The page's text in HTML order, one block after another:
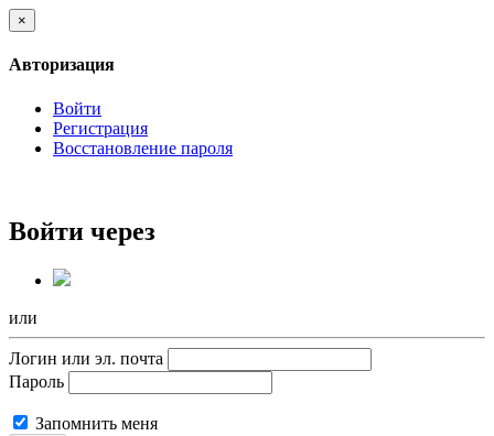
×
Авторизация
Войти
Регистрация
Восстановление пароля
Войти через
или
Логин или эл. почта
Пароль
Запомнить меня